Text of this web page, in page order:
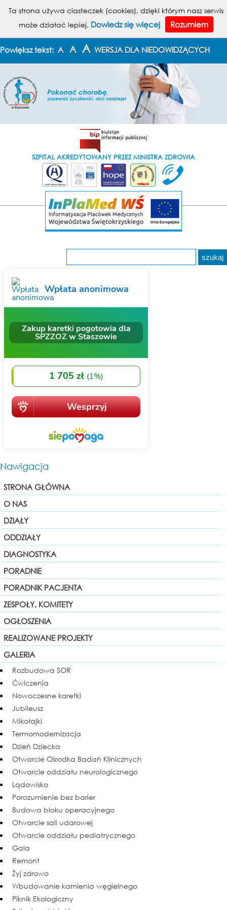
MENU
MAPA STRONY
Powiększ tekst: A A A WERSJA DLA NIEDOWIDZĄCYCH
SZPITAL AKREDYTOWANY PRZEZ MINISTRA ZDROWIA
Nawigacja
STRONA GŁÓWNA
O NAS
DZIAŁY
ODDZIAŁY
DIAGNOSTYKA
PORADNIE
PORADNIK PACJENTA
ZESPOŁY, KOMITETY
OGŁOSZENIA
REALIZOWANE PROJEKTY
GALERIA
Rozbudowa SOR
Ćwiczenia
Nowoczesne karetki
Jubileusz
Mikołajki
Termomodernizacja
Dzień Dziecka
Otwarcie Ośrodka Badań Klinicznych
Otwarcie oddziału neurologicznego
Lądowisko
Porozumienie bez barier
Budowa bloku operacyjnego
Otwarcie sali udarowej
Otwarcie oddziału pediatrycznego
Gala
Remont
Żyj zdrowo
Wbudowanie kamienia węgielnego
Piknik Ekologiczny
Ta strona używa ciasteczek (cookies), dzięki którym nasz serwis
może działać lepiej. Dowiedz się więcej Rozumiem